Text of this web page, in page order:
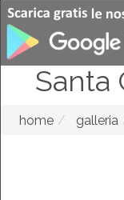
Santa
home galleria